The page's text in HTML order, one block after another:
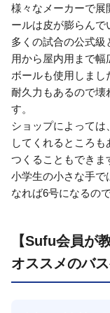
様々なメーカーで展
ールは皮が膨らんで
多くの試合の公式
用から屋内用まで
ボールも使用しまし
耐久力もあるので壊
す。
ショップによって
してくれるところ
つくることもできま
小学生の小さな手で
なれば6号になるの
【Sufu会員が
オススメのバ